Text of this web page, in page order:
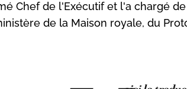
Chef de l'Exécutif et l'a chargé
de la Maison royale, du